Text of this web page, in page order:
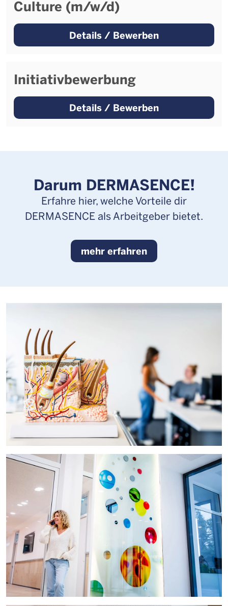
Culture (m/w/d)
Details / Bewerben
Initiativbewerbung
Details / Bewerben
Darum DERMASENCE!
Erfahre hier, welche Vorteile dir
DERMASENCE als Arbeitgeber bietet.
mehr erfahren